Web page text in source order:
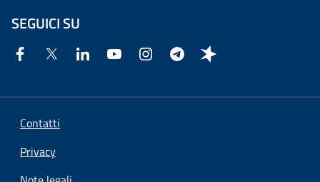
SEGUICI SU
Contatti
Privacy